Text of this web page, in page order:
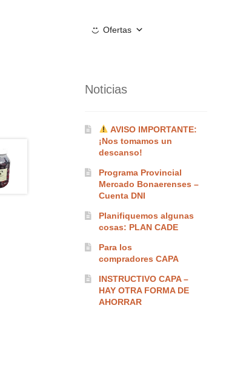
Ofertas
Noticias
AVISO IMPORTANTE:
¡Nos tomamos un
descanso!
Programa Provincial
Mercado Bonaerenses –
Cuenta DNI
Planifiquemos algunas
cosas: PLAN CADE
Para los
compradores CAPA
INSTRUCTIVO CAPA –
HAY OTRA FORMA DE
AHORRAR